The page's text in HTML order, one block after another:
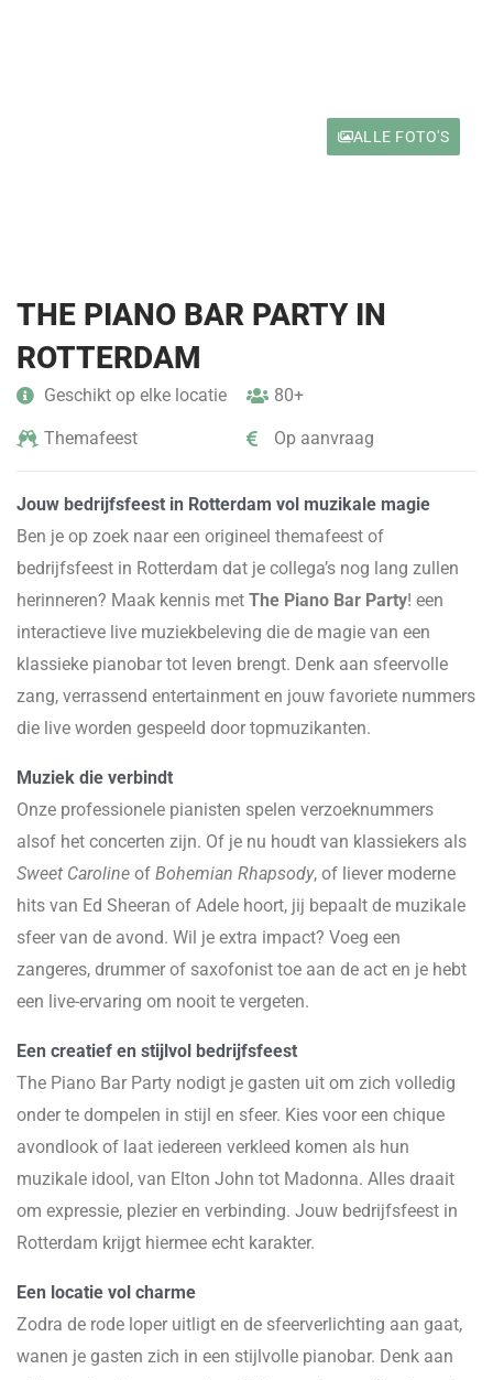
ALLE FOTO'S
THE PIANO BAR PARTY IN
ROTTERDAM
Geschikt op elke locatie
Themafeest
80+
Op aanvraag
Jouw bedrijfsfeest in Rotterdam vol muzikale magie
Ben je op zoek naar een origineel themafeest of
bedrijfsfeest in Rotterdam dat je collega’s nog lang zullen
herinneren? Maak kennis met The Piano Bar Party! een
interactieve live muziekbeleving die de magie van een
klassieke pianobar tot leven brengt. Denk aan sfeervolle
zang, verrassend entertainment en jouw favoriete nummers
die live worden gespeeld door topmuzikanten.
Muziek die verbindt
Onze professionele pianisten spelen verzoeknummers
alsof het concerten zijn. Of je nu houdt van klassiekers als
Sweet Caroline of Bohemian Rhapsody, of liever moderne
hits van Ed Sheeran of Adele hoort, jij bepaalt de muzikale
sfeer van de avond. Wil je extra impact? Voeg een
zangeres, drummer of saxofonist toe aan de act en je hebt
een live-ervaring om nooit te vergeten.
Een creatief en stijlvol bedrijfsfeest
The Piano Bar Party nodigt je gasten uit om zich volledig
onder te dompelen in stijl en sfeer. Kies voor een chique
avondlook of laat iedereen verkleed komen als hun
muzikale idool, van Elton John tot Madonna. Alles draait
om expressie, plezier en verbinding. Jouw bedrijfsfeest in
Rotterdam krijgt hiermee echt karakter.
Een locatie vol charme
Zodra de rode loper uitligt en de sfeerverlichting aan gaat,
wanen je gasten zich in een stijlvolle pianobar. Denk aan